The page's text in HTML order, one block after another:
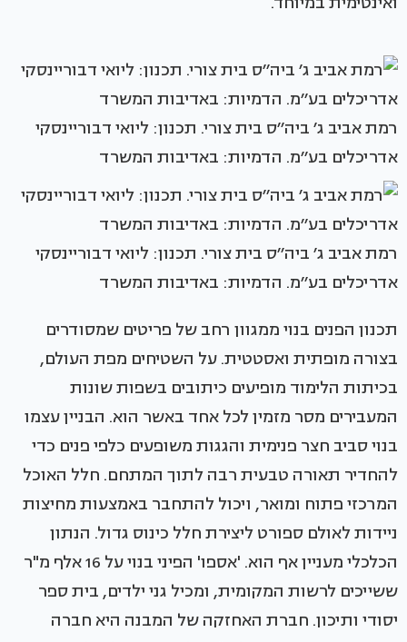
רמת אביב ג׳ ביה׳׳ס בית צורי. תכנון: ליואי דבוריינסקי
אדריכלים בע׳׳מ. הדמיות: באדיבות המשרד
רמת אביב ג׳ ביה׳׳ס בית צורי. תכנון: ליואי דבוריינסקי
אדריכלים בע׳׳מ. הדמיות: באדיבות המשרד
תכנון הפנים בנוי ממגוון רחב של פריטים שמסודרים
בצורה מופתית ואסטטית. על השטיחים מפת העולם,
בכיתות הלימוד מופיעים כיתובים בשפות שונות
המעבירים מסר מזמין לכל אחד באשר הוא. הבניין עצמו
בנוי סביב חצר פנימית והגגות משופעים כלפי פנים כדי
להחדיר תאורה טבעית רבה לתוך המתחם. חלל האוכל
המרכזי פתוח ומואר, ויכול להתחבר באמצעות מחיצות
ניידות לאולם ספורט ליצירת חלל כינוס גדול. הנתון
הכלכלי מעניין אף הוא. 'אספו' הפיני בנוי על 16 אלף מ"ר
ששייכים לרשות המקומית, ומכיל גני ילדים, בית ספר
יסודי ותיכון. חברת האחזקה של המבנה היא חברה